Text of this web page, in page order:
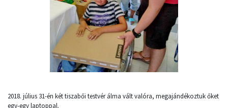
2018. július 31-én két tiszabői testvér álma vált valóra, megajándékoztuk őket
egy-egy laptoppal.